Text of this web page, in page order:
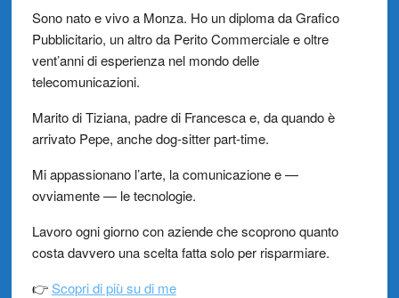
Sono nato e vivo a Monza. Ho un diploma da Grafico
Pubblicitario, un altro da Perito Commerciale e oltre
vent’anni di esperienza nel mondo delle
telecomunicazioni.
Marito di Tiziana, padre di Francesca e, da quando è
arrivato Pepe, anche dog-sitter part-time.
Mi appassionano l’arte, la comunicazione e —
ovviamente — le tecnologie.
Lavoro ogni giorno con aziende che scoprono quanto
costa davvero una scelta fatta solo per risparmiare.
👉Scopri di più su di me